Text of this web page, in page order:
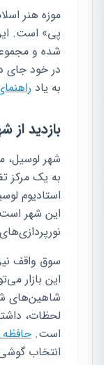
پی» است.
شده و
در خود جای
به یاد
بازدید
به یک مرکز
استادیوم
این شهر
سوق واقف
این بازار
شاهین‌های
لحظات،
است.
انتخاب